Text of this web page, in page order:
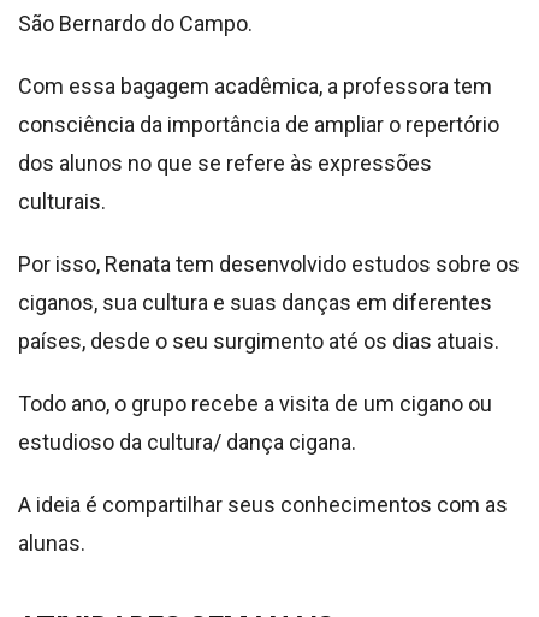
São Bernardo do Campo.
Com essa bagagem acadêmica, a professora tem
consciência da importância de ampliar o repertório
dos alunos no que se refere às expressões
culturais.
Por isso, Renata tem desenvolvido estudos sobre os
ciganos, sua cultura e suas danças em diferentes
países, desde o seu surgimento até os dias atuais.
Todo ano, o grupo recebe a visita de um cigano ou
estudioso da cultura/ dança cigana.
A ideia é compartilhar seus conhecimentos com as
alunas.